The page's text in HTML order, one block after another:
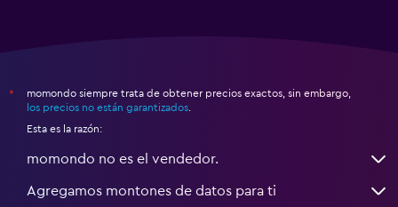
*
momondo siempre trata de obtener precios exactos, sin embargo,
los precios no están garantizados
Esta es la razón:
momondo no es el vendedor.
Agregamos montones de datos para ti